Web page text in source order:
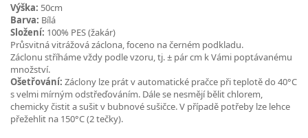
Výška: 50cm
Barva: Bílá
Složení: 100% PES (žakár)
Průsvitná vitrážová záclona, foceno na černém podkladu.
Záclonu stříháme vždy podle vzoru, tj. ± pár cm k Vámi poptávanému
množství.
Ošetřování: Záclony lze prát v automatické pračce při teplotě do 40°C
s velmi mírným odstřeďováním. Dále se nesmějí bělit chlorem,
chemicky čistit a sušit v bubnové sušičce. V případě potřeby lze lehce
přežehlit na 150°C (2 tečky).